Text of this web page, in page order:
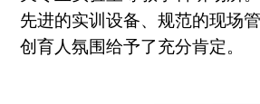
先进的实训设备、规范的现场
创育人氛围给予了充分肯定。